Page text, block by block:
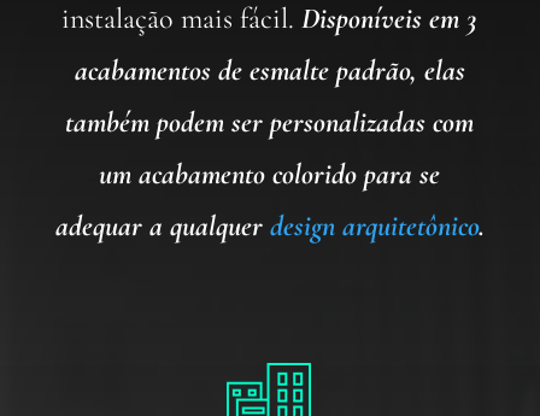
instalação mais fácil.Disponíveis em 3
acabamentos de esmalte padrão, elas
também podem ser personalizadas com
um acabamento colorido para se
adequar a qualquer design arquitetônico.